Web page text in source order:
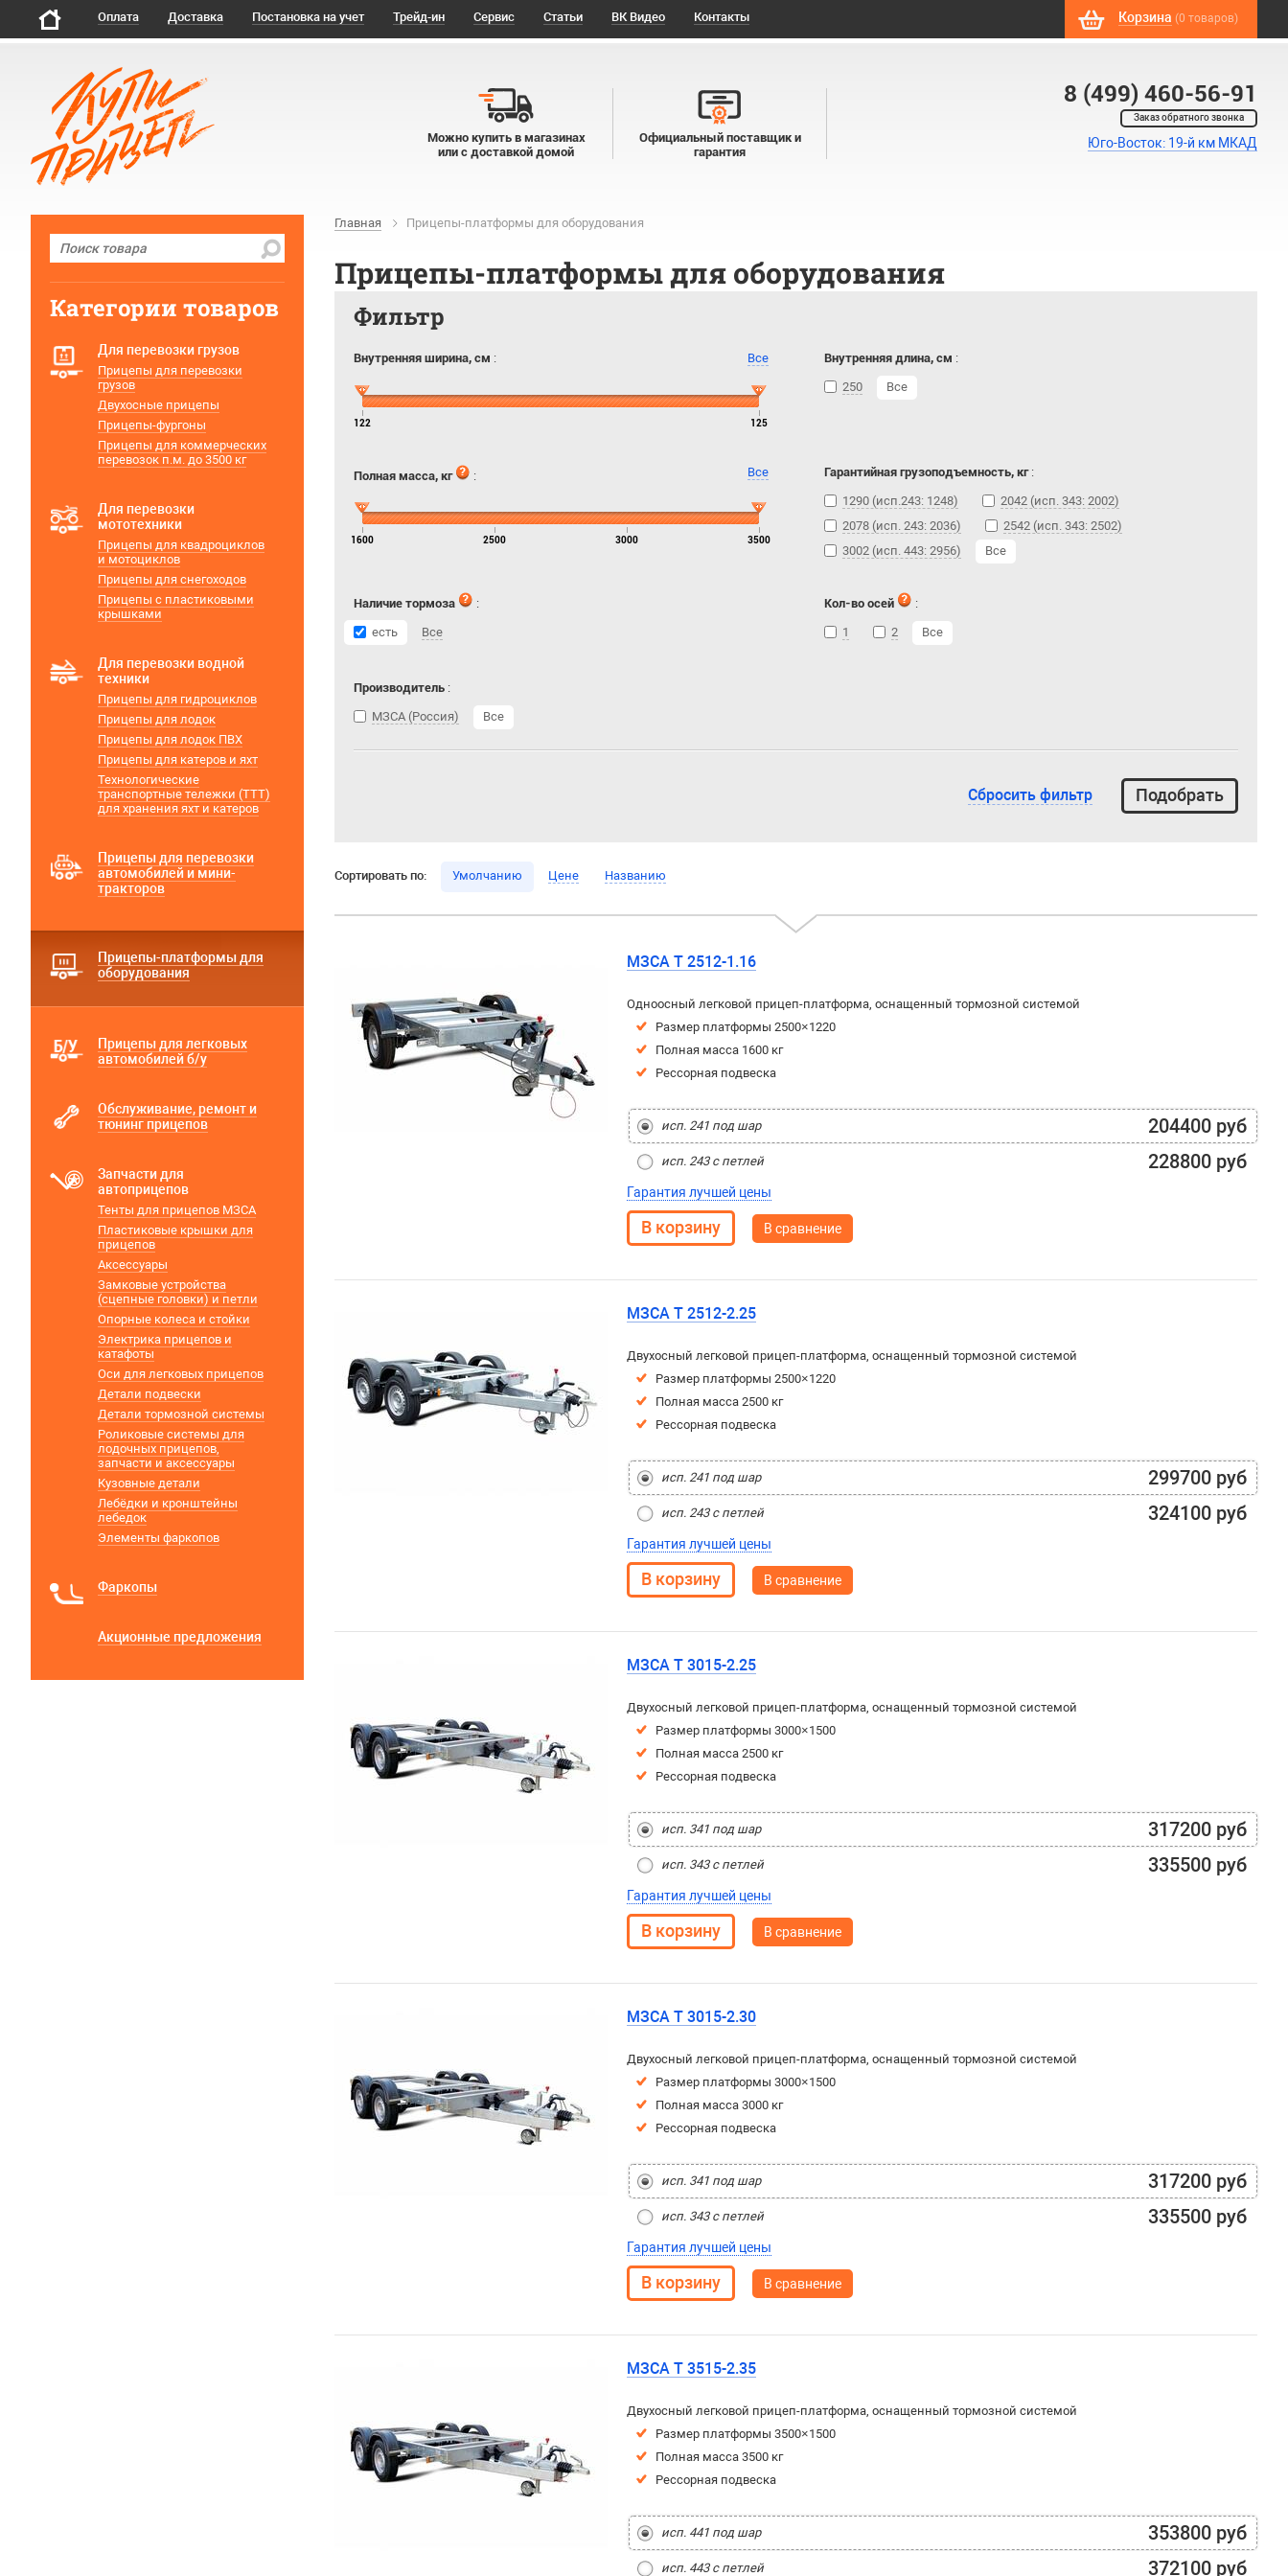
Оплата Доставка Постановка на учет Трейд-ин Сервис Статьи ВК Видео Контакты Корзина (0 товаров)
8 (499) 460-56-91
Заказ обратного звонка
Юго-Восток: 19-й км МКАД
Можно купить в магазинах
или с доставкой домой
Официальный поставщик и
гарантия
Главная Прицепы-платформы для оборудования
Прицепы-платформы для оборудования
Фильтр
Внутренняя ширина, см : Все
122 125
Внутренняя длина, см :
250
Все
Полная масса, кг : Все
1600 2500 3000 3500
Гарантийная грузоподъемность, кг:
1290 (исп.243: 1248)
2042 (исп. 343: 2002)
2078 (исп. 243: 2036)
2542 (исп. 343: 2502)
3002 (исп. 443: 2956)
Все
Наличие тормоза
:
есть
Все
Кол-во осей
:
1
2 Все
Производитель :
МЗСА (Россия)
Все
Сбросить фильтр
Сортировать по: Умолчанию Цене Названию
МЗСА T 2512-1.16
Одноосный легковой прицеп-платформа, оснащенный тормозной системой
Размер платформы 2500×1220
Полная масса 1600 кг
Рессорная подвеска
исп. 241 под шар 204400 руб
исп. 243 с петлей 228800 руб
Гарантия лучшей цены
В сравнение
МЗСА T 2512-2.25
Двухосный легковой прицеп-платформа, оснащенный тормозной системой
Размер платформы 2500×1220
Полная масса 2500 кг
Рессорная подвеска
исп. 241 под шар 299700 руб
исп. 243 с петлей 324100 руб
Гарантия лучшей цены
В сравнение
МЗСА T 3015-2.25
Двухосный легковой прицеп-платформа, оснащенный тормозной системой
Размер платформы 3000×1500
Полная масса 2500 кг
Рессорная подвеска
исп. 341 под шар 317200 руб
исп. 343 с петлей 335500 руб
Гарантия лучшей цены
В сравнение
МЗСА T 3015-2.30
Двухосный легковой прицеп-платформа, оснащенный тормозной системой
Размер платформы 3000×1500
Полная масса 3000 кг
Рессорная подвеска
исп. 341 под шар 317200 руб
исп. 343 с петлей 335500 руб
Гарантия лучшей цены
В сравнение
МЗСА T 3515-2.35
Двухосный легковой прицеп-платформа, оснащенный тормозной системой
Размер платформы 3500×1500
Полная масса 3500 кг
Рессорная подвеска
исп. 441 под шар 353800 руб
исп. 443 с петлей 372100 руб
Категории товаров
Для перевозки грузов
Прицепы для перевозки
грузов
Двухосные прицепы
Прицепы-фургоны
Прицепы для коммерческих
перевозок п.м. до 3500 кг
Для перевозки
мототехники
Прицепы для квадроциклов
и мотоциклов
Прицепы для снегоходов
Прицепы с пластиковыми
крышками
Для перевозки водной
техники
Прицепы для гидроциклов
Прицепы для лодок
Прицепы для лодок ПВХ
Прицепы для катеров и яхт
Технологические
транспортные тележки (ТТТ)
для хранения яхт и катеров
Прицепы для перевозки
автомобилей и мини-
тракторов
Прицепы-платформы для
оборудования
Прицепы для легковых
автомобилей б/у
Обслуживание, ремонт и
тюнинг прицепов
Запчасти для
автоприцепов
Тенты для прицепов МЗСА
Пластиковые крышки для
прицепов
Аксессуары
Замковые устройства
(сцепные головки) и петли
Опорные колеса и стойки
Электрика прицепов и
катафоты
Оси для легковых прицепов
Детали подвески
Детали тормозной системы
Роликовые системы для
лодочных прицепов,
запчасти и аксессуары
Кузовные детали
Лебёдки и кронштейны
лебедок
Элементы фаркопов
Фаркопы
Акционные предложения